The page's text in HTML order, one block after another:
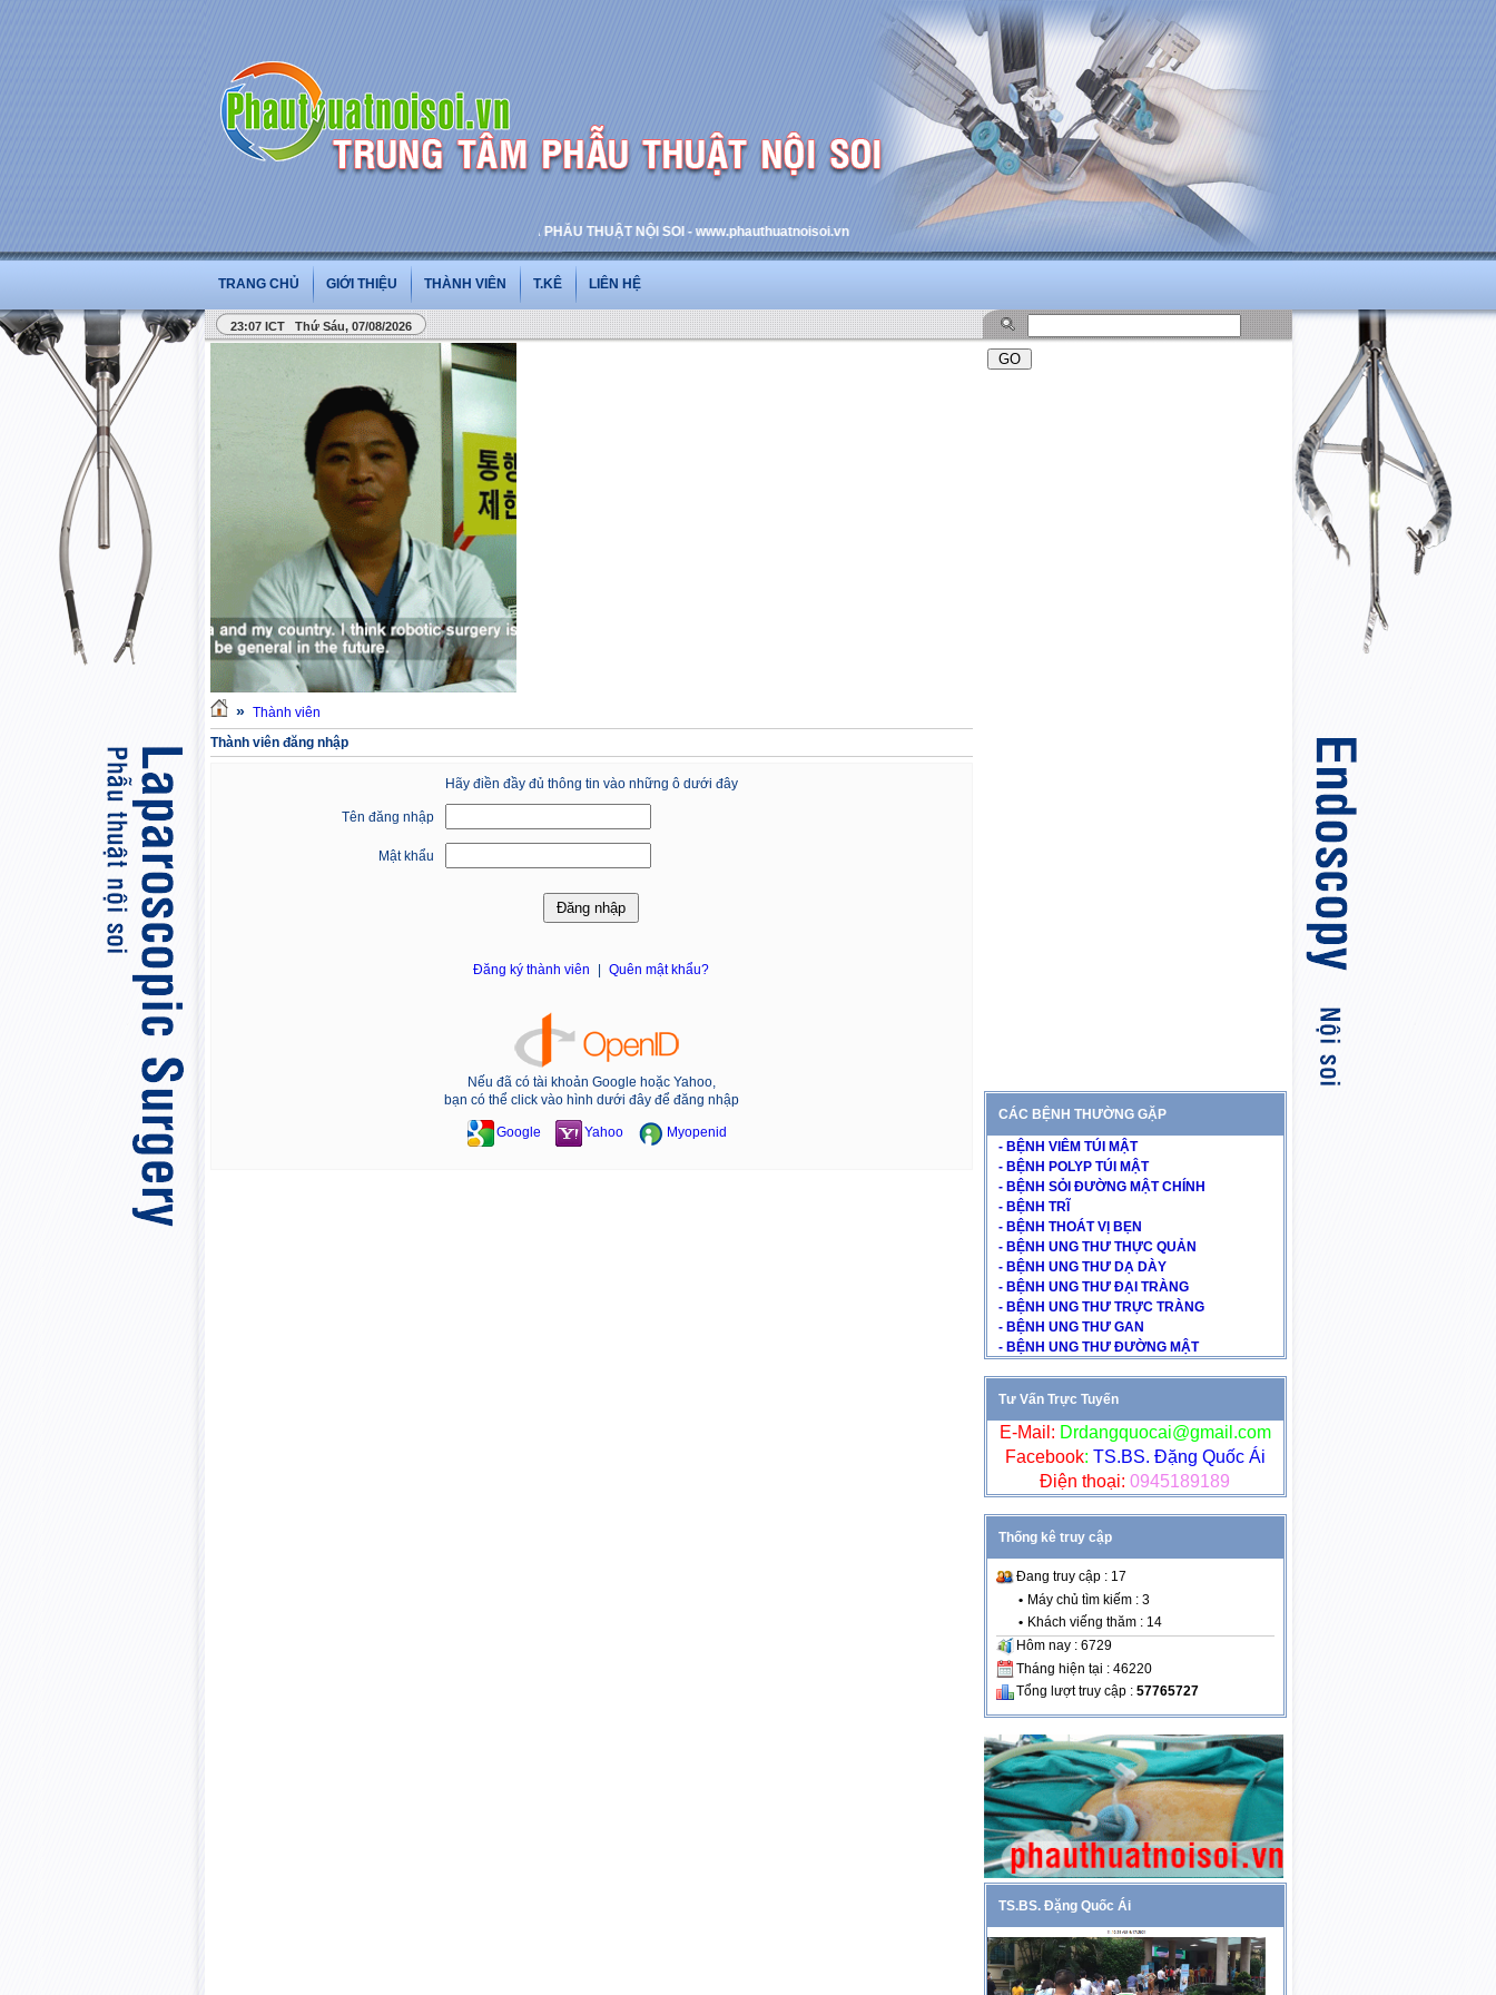
PHẪU THUẬT VÀ PHẪU THUẬT NỘI SOI - www.phauthuatnoisoi.vn
TRANG CHỦ GIỚI THIỆU THÀNH VIÊN T.KÊ LIÊN HỆ
23:07 ICT Thứ Sáu, 07/08/2026
» Thành viên
Thành viên đăng nhập
Hãy điền đầy đủ thông tin vào những ô dưới đây
Tên đăng nhập
Mật khẩu
Đăng ký thành viên Quên mật khẩu?
Nếu đã có tài khoản Google hoặc Yahoo,
bạn có thể click vào hình dưới đây để đăng nhập
Google Yahoo Myopenid
CÁC BỆNH THƯỜNG GẶP
- BỆNH VIÊM TÚI MẬT
- BỆNH POLYP TÚI MẬT
- BỆNH SỎI ĐƯỜNG MẬT CHÍNH
- BỆNH TRĨ
- BỆNH THOÁT VỊ BẸN
- BỆNH UNG THƯ THỰC QUẢN
- BỆNH UNG THƯ DẠ DÀY
- BỆNH UNG THƯ ĐẠI TRÀNG
- BỆNH UNG THƯ TRỰC TRÀNG
- BỆNH UNG THƯ GAN
- BỆNH UNG THƯ ĐƯỜNG MẬT
Tư Vấn Trực Tuyến
E-Mail: Drdangquocai@gmail.com
Facebook: TS.BS. Đặng Quốc Ái
Điện thoại: 0945189189
Thống kê truy cập
Đang truy cập : 17
• Máy chủ tìm kiếm : 3
• Khách viếng thăm : 14
Hôm nay : 6729
Tháng hiện tại : 46220
Tổng lượt truy cập : 57765727
TS.BS. Đặng Quốc Ái